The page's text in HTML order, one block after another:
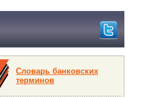
Словарь банковских
терминов